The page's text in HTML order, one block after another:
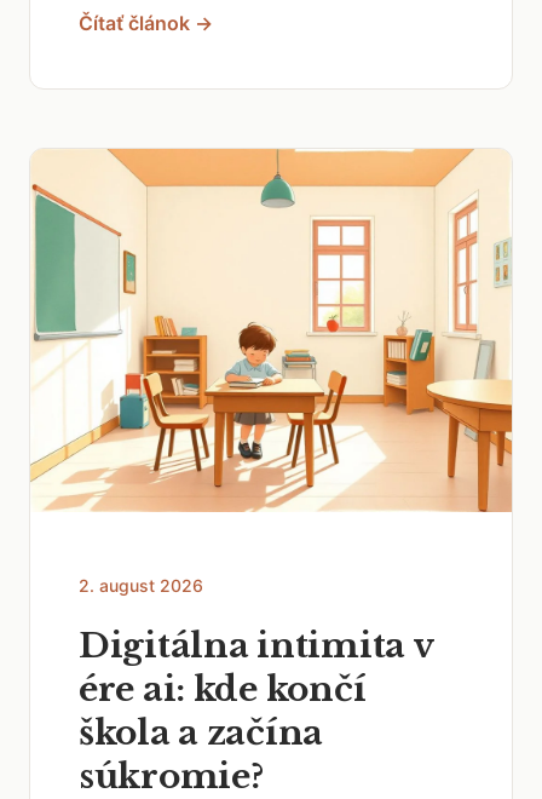
Čítať článok →
2. august 2026
Digitálna intimita v
ére ai: kde končí
škola a začína
súkromie?